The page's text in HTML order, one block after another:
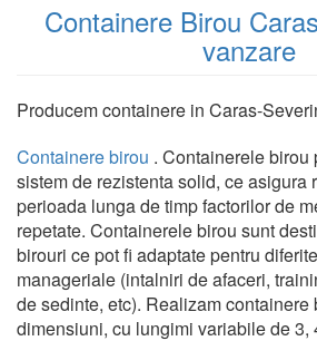
Containere Birou
vanzare
Producem containere in Caras-
Containere birou . Containerele birou
sistem de rezistenta solid, ce asigura
perioada lunga de timp factorilor de
repetate. Containerele birou sunt
birouri ce pot fi adaptate pentru
manageriale (intalniri de afaceri,
de sedinte, etc). Realizam containere
dimensiuni, cu lungimi variabile de 3,